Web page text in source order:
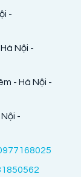
-
Nội -
- Hà Nội -
-